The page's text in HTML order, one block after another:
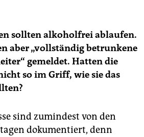
sollten alkoholfrei ablaufen.
aber „vollständig betrunkene
gemeldet. Hatten die
so im Griff, wie sie das
sind zumindest von den
dokumentiert, denn